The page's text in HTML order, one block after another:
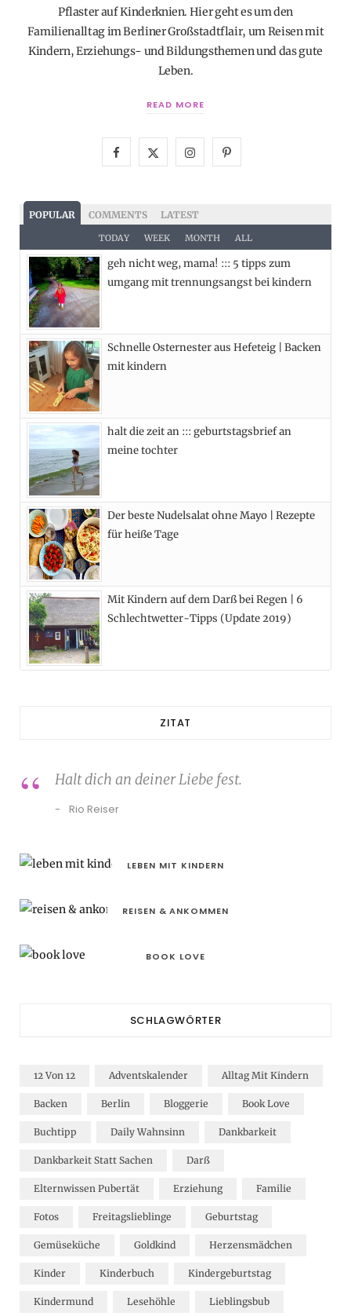
Pflaster auf Kinderknien. Hier geht es um den
Familienalltag im Berliner Großstadtflair, um Reisen mit
Kindern, Erziehungs- und Bildungsthemen und das gute
Leben.
READ MORE
c
e
b
k
T
w
i
e
I
s
t
a
a
P
e
s
POPULAR COMMENTS LATEST
TODAY WEEK MONTH ALL
geh nicht weg, mama! ::: 5 tipps zum
umgang mit trennungsangst bei kindern
Schnelle Osternester aus Hefeteig | Backen
mit kindern
halt die zeit an ::: geburtstagsbrief an
meine tochter
Der beste Nudelsalat ohne Mayo | Rezepte
für heiße Tage
Mit Kindern auf dem Darß bei Regen | 6
Schlechtwetter-Tipps (Update 2019)
ZITAT
Halt dich an deiner Liebe fest.
Rio Reiser
LEBEN MIT KINDERN
REISEN & ANKOMMEN
BOOK LOVE
SCHLAGWÖRTER
12 Von 12 Adventskalender Alltag Mit Kindern
Backen Berlin Bloggerie Book Love
Buchtipp Daily Wahnsinn Dankbarkeit
Dankbarkeit Statt Sachen Darß
Elternwissen Pubertät Erziehung Familie
Fotos Freitagslieblinge Geburtstag
Gemüseküche Goldkind Herzensmädchen
Kinder Kinderbuch Kindergeburtstag
Kindermund Lesehöhle Lieblingsbub